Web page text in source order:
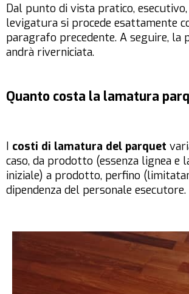
Dal punto di vista pratico,
levigatura si procede esattamente
paragrafo precedente. A seguire, la
andrà riverniciata.
Quanto costa la lamatura
I costi di lamatura del parquet
caso, da prodotto (essenza lignea e
iniziale) a prodotto, perfino
dipendenza del personale esecutore.